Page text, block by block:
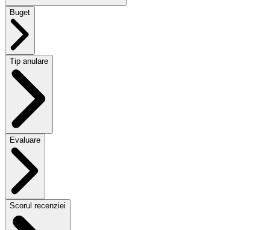
Buget
Tip anulare
Evaluare
Scorul recenziei